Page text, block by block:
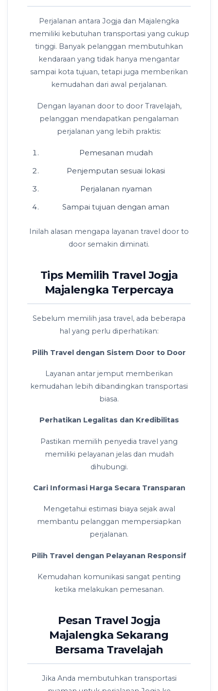
Perjalanan antara Jogja dan Majalengka
memiliki kebutuhan transportasi yang cukup
tinggi. Banyak pelanggan membutuhkan
kendaraan yang tidak hanya mengantar
sampai kota tujuan, tetapi juga memberikan
kemudahan dari awal perjalanan.
Dengan layanan door to door Travelajah,
pelanggan mendapatkan pengalaman
perjalanan yang lebih praktis:
Pemesanan mudah
Penjemputan sesuai lokasi
Perjalanan nyaman
Sampai tujuan dengan aman
Inilah alasan mengapa layanan travel door to
door semakin diminati.
Tips Memilih Travel Jogja
Majalengka Terpercaya
Sebelum memilih jasa travel, ada beberapa
hal yang perlu diperhatikan:
Pilih Travel dengan Sistem Door to Door
Layanan antar jemput memberikan
kemudahan lebih dibandingkan transportasi
biasa.
Perhatikan Legalitas dan Kredibilitas
Pastikan memilih penyedia travel yang
memiliki pelayanan jelas dan mudah
dihubungi.
Cari Informasi Harga Secara Transparan
Mengetahui estimasi biaya sejak awal
membantu pelanggan mempersiapkan
perjalanan.
Pilih Travel dengan Pelayanan Responsif
Kemudahan komunikasi sangat penting
ketika melakukan pemesanan.
Pesan Travel Jogja
Majalengka Sekarang
Bersama Travelajah
Jika Anda membutuhkan transportasi